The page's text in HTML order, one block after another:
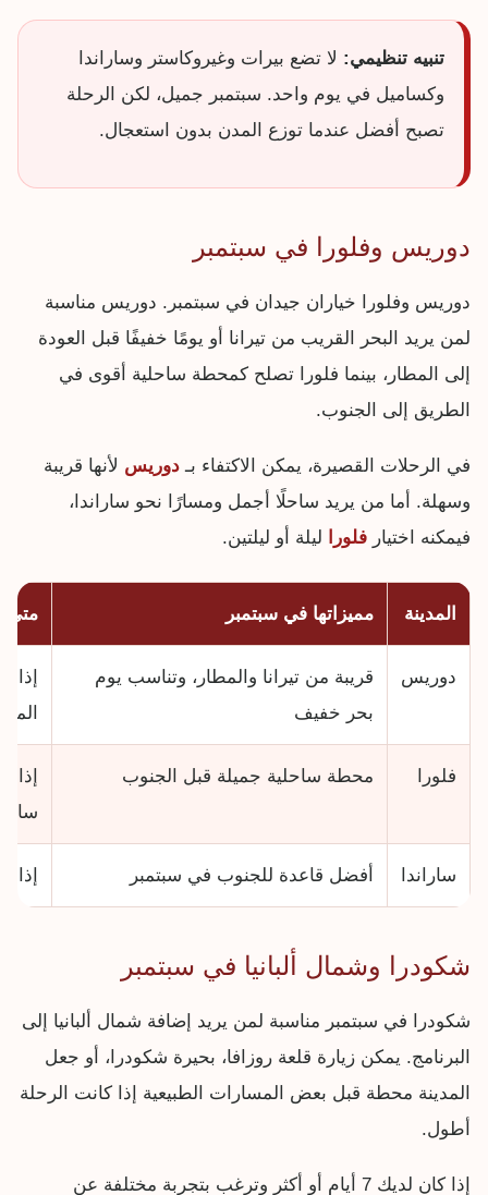
تنبيه تنظيمي: لا تضع بيرات وغيروكاستر وساراندا
وكساميل في يوم واحد. سبتمبر جميل، لكن الرحلة
تصبح أفضل عندما توزع المدن بدون استعجال.
دوريس وفلورا في سبتمبر
دوريس وفلورا خياران جيدان في سبتمبر. دوريس مناسبة
لمن يريد البحر القريب من تيرانا أو يومًا خفيفًا قبل العودة
إلى المطار، بينما فلورا تصلح كمحطة ساحلية أقوى في
الطريق إلى الجنوب.
في الرحلات القصيرة، يمكن الاكتفاء بـ دوريس لأنها قريبة
وسهلة. أما من يريد ساحلًا أجمل ومسارًا نحو ساراندا،
فيمكنه اختيار فلورا ليلة أو ليلتين.
المدينة مميزاتها في سبتمبر متى
دوريس
قريبة من تيرانا والمطار، وتناسب يوم
بحر خفيف
إذا
فلورا محطة ساحلية جميلة قبل الجنوب
إذا
ساراندا أفضل قاعدة للجنوب في سبتمبر
شكودرا وشمال ألبانيا في سبتمبر
شكودرا في سبتمبر مناسبة لمن يريد إضافة شمال ألبانيا إلى
البرنامج. يمكن زيارة قلعة روزافا، بحيرة شكودرا، أو جعل
المدينة محطة قبل بعض المسارات الطبيعية إذا كانت الرحلة
أطول.
إذا كان لديك 7 أيام أو أكثر وترغب بتجربة مختلفة عن